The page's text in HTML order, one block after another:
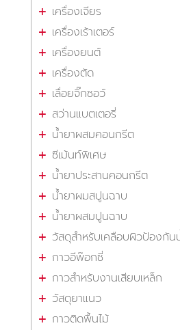
เครื่องเจียร
เครื่องเร้าเตอร์
เครื่องยนต์
เครื่องตัด
เลื่อยจิ๊กซอว์
สว่านแบตเตอรี่
น้ำยาผสมคอนกรีต
ซีเม้นท์พิเศษ
น้ำยาประสานคอนกรีต
น้ำยาผมสปูนฉาบ
น้ำยาผสมปูนฉาบ
วัสดุสำหรับเคลือบผิวป้องกัน
กาวอีพ๊อกซี่
กาวสำหรับงานเสียบเหล็ก
วัสดุยาแนว
กาวติดพื้นไม้